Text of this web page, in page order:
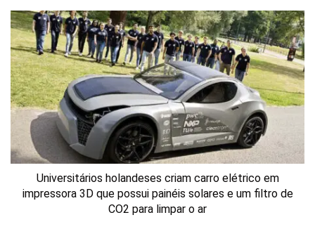
Universitários holandeses criam carro elétrico em
impressora 3D que possui painéis solares e um filtro de
CO2 para limpar o ar